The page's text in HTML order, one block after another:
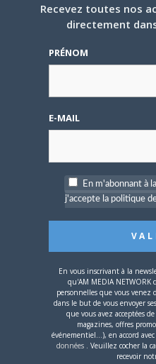
PARLEZ-EN À VOS AMIS !
Twitter
A PROPOS DE L'AUTEUR
3 JUIN 2026 0
L’AnimeLand n°255 –
Naruto est disponible !
Recevez toutes nos
directement
PRÉNOM
E-MAIL
En m'abonnant à
j'accepte la politique
En vous inscrivant à la
qu'AM MEDIA NETWORK
personnelles que vous venez
dans le but de vous envoyer
que vous avez acceptées
magazines, offres
événementiel...), en accord avec
données . Veuillez cocher la
recevoir